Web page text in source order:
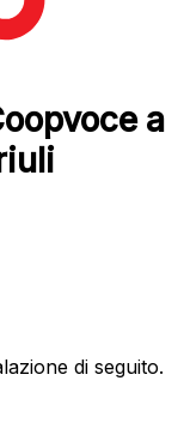
a
di seguito.